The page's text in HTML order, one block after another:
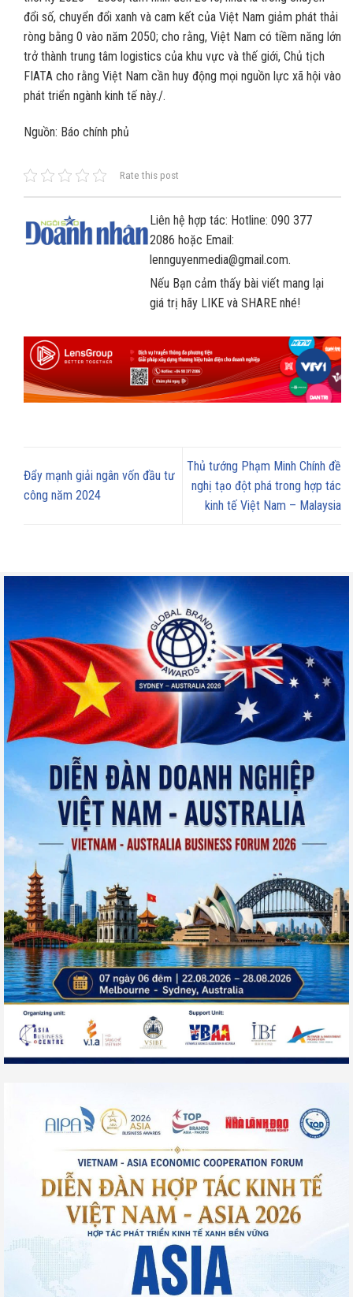
đổi số, chuyển đổi xanh và cam kết của Việt Nam giảm phát thải
ròng bằng 0 vào năm 2050; cho rằng, Việt Nam có tiềm năng lớn
trở thành trung tâm logistics của khu vực và thế giới, Chủ tịch
FIATA cho rằng Việt Nam cần huy động mọi nguồn lực xã hội vào
phát triển ngành kinh tế này./.
Nguồn: Báo chính phủ
Rate this post
Liên hệ hợp tác: Hotline: 090 377
2086 hoặc Email:
lennguyenmedia@gmail.com.
Nếu Bạn cảm thấy bài viết mang lại
giá trị hãy LIKE và SHARE nhé!
Đẩy mạnh giải ngân vốn đầu tư
công năm 2024
Thủ tướng Phạm Minh Chính đề
nghị tạo đột phá trong hợp tác
kinh tế Việt Nam – Malaysia